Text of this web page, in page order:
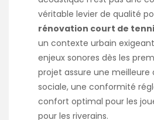
véritable levier de qualité
rénovation court de
un contexte urbain
enjeux sonores dès les
projet assure une
sociale, une conformité
confort optimal pour les
pour les riverains.